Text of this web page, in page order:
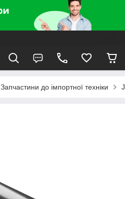
Запчастини до імпортної техніки